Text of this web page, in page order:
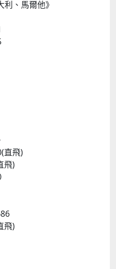
利、馬爾他》
直飛)
飛)
飛)